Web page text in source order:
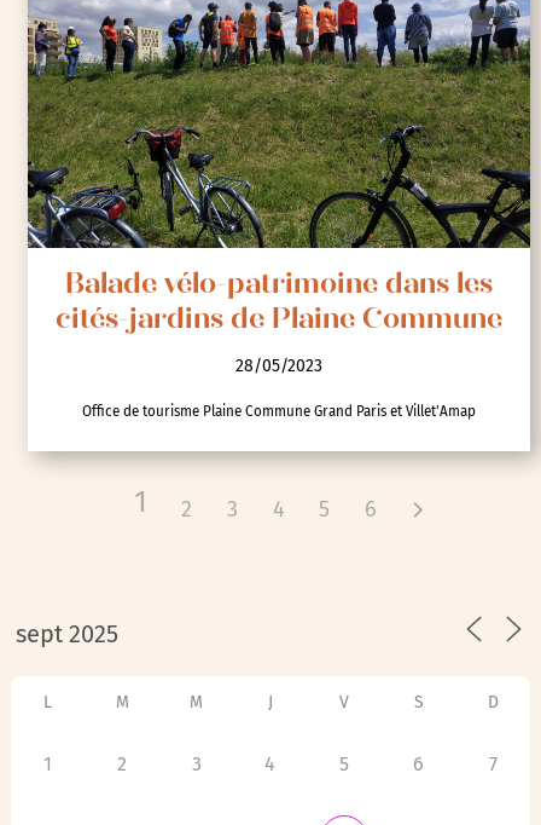
Balade vélo-patrimoine dans les
cités-jardins de Plaine Commune
28/05/2023
Office de tourisme Plaine Commune Grand Paris et Villet'Amap
1 2 3 4 5 6
L M M J V S D
1 2 3 4 5 6 7